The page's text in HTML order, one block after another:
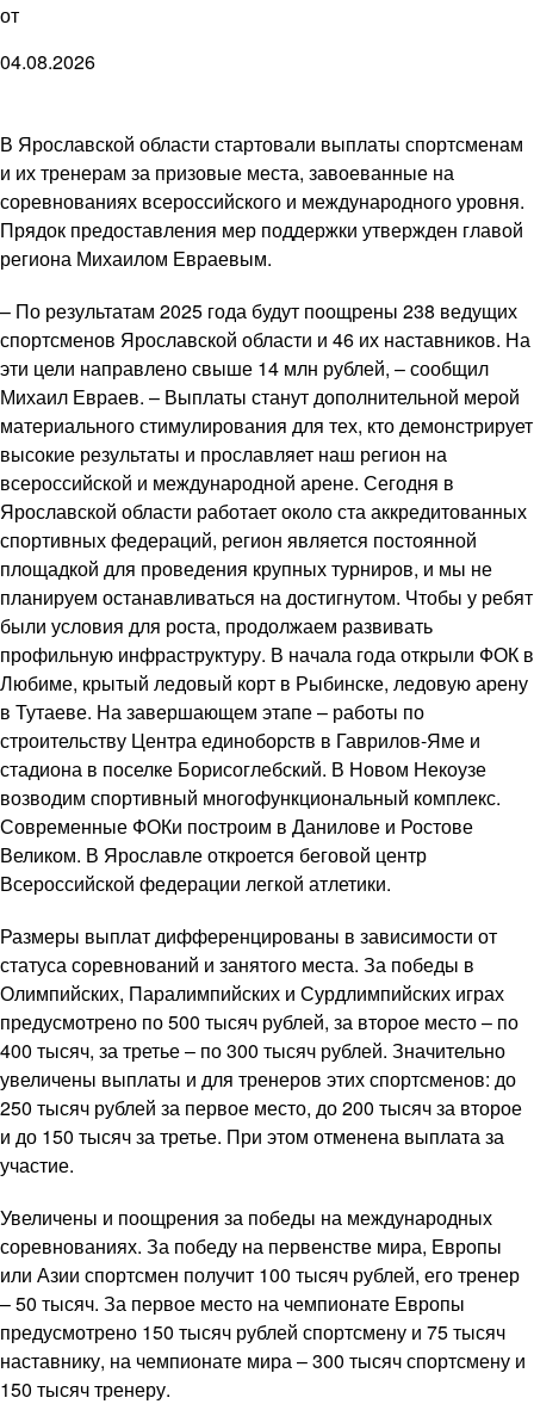
от
04.08.2026
В Ярославской области стартовали выплаты спортсменам
и их тренерам за призовые места, завоеванные на
соревнованиях всероссийского и международного уровня.
Прядок предоставления мер поддержки утвержден главой
региона Михаилом Евраевым.
– По результатам 2025 года будут поощрены 238 ведущих
спортсменов Ярославской области и 46 их наставников. На
эти цели направлено свыше 14 млн рублей, – сообщил
Михаил Евраев. – Выплаты станут дополнительной мерой
материального стимулирования для тех, кто демонстрирует
высокие результаты и прославляет наш регион на
всероссийской и международной арене. Сегодня в
Ярославской области работает около ста аккредитованных
спортивных федераций, регион является постоянной
площадкой для проведения крупных турниров, и мы не
планируем останавливаться на достигнутом. Чтобы у ребят
были условия для роста, продолжаем развивать
профильную инфраструктуру. В начала года открыли ФОК в
Любиме, крытый ледовый корт в Рыбинске, ледовую арену
в Тутаеве. На завершающем этапе – работы по
строительству Центра единоборств в Гаврилов-Яме и
стадиона в поселке Борисоглебский. В Новом Некоузе
возводим спортивный многофункциональный комплекс.
Современные ФОКи построим в Данилове и Ростове
Великом. В Ярославле откроется беговой центр
Всероссийской федерации легкой атлетики.
Размеры выплат дифференцированы в зависимости от
статуса соревнований и занятого места. За победы в
Олимпийских, Паралимпийских и Сурдлимпийских играх
предусмотрено по 500 тысяч рублей, за второе место – по
400 тысяч, за третье – по 300 тысяч рублей. Значительно
увеличены выплаты и для тренеров этих спортсменов: до
250 тысяч рублей за первое место, до 200 тысяч за второе
и до 150 тысяч за третье. При этом отменена выплата за
участие.
Увеличены и поощрения за победы на международных
соревнованиях. За победу на первенстве мира, Европы
или Азии спортсмен получит 100 тысяч рублей, его тренер
– 50 тысяч. За первое место на чемпионате Европы
предусмотрено 150 тысяч рублей спортсмену и 75 тысяч
наставнику, на чемпионате мира – 300 тысяч спортсмену и
150 тысяч тренеру.